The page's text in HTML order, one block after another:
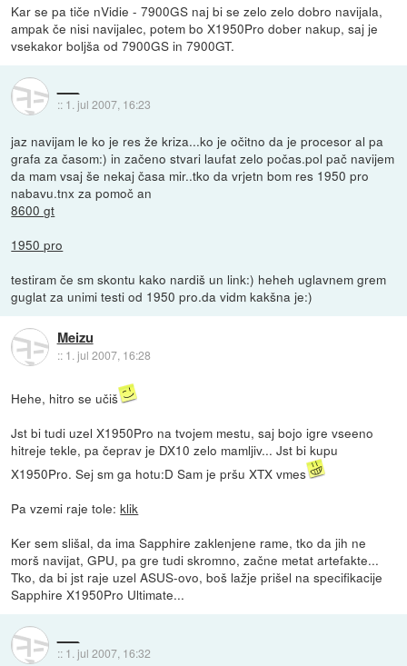
Kar se pa tiče nVidie - 7900GS naj bi se zelo zelo dobro navijala,
ampak če nisi navijalec, potem bo X1950Pro dober nakup, saj je
vsekakor boljša od 7900GS in 7900GT.
:: 1. jul 2007, 16:23
jaz navijam le ko je res že kriza...ko je očitno da je procesor al pa
grafa za časom:) in začeno stvari laufat zelo počas.pol pač navijem
da mam vsaj še nekaj časa mir..tko da vrjetn bom res 1950 pro
nabavu.tnx za pomoč an
8600 gt
1950 pro
testiram če sm skontu kako nardiš un link:) heheh uglavnem grem
guglat za unimi testi od 1950 pro.da vidm kakšna je:)
Meizu
:: 1. jul 2007, 16:28
Hehe, hitro se učiš
Jst bi tudi uzel X1950Pro na tvojem mestu, saj bojo igre vseeno
hitreje tekle, pa čeprav je DX10 zelo mamljiv... Jst bi kupu
X1950Pro. Sej sm ga hotu:D Sam je pršu XTX vmes
Pa vzemi raje tole:klik
Ker sem slišal, da ima Sapphire zaklenjene rame, tko da jih ne
morš navijat, GPU, pa gre tudi skromno, začne metat artefakte...
Tko, da bi jst raje uzel ASUS-ovo, boš lažje prišel na specifikacije
Sapphire X1950Pro Ultimate...
:: 1. jul 2007, 16:32